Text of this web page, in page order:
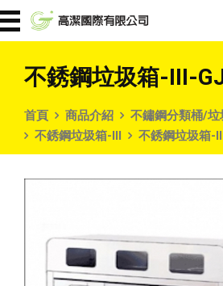
不銹鋼垃圾箱-III-
首頁 商品介紹
不鏽鋼分類桶/垃
不銹鋼垃圾箱-III
不銹鋼垃圾箱-